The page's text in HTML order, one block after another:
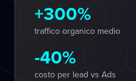
+300%
traffico organico medio
-40%
costo per lead vs Ads